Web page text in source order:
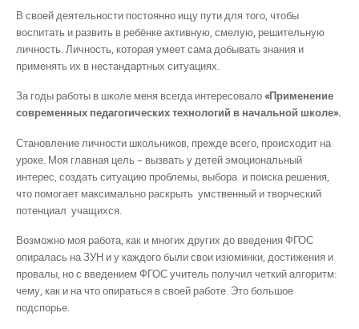
В своей деятельности постоянно ищу пути для того, чтобы
воспитать и развить в ребёнке активную, смелую, решительную
личность. Личность, которая умеет сама добывать знания и
применять их в нестандартных ситуациях.
За годы работы в школе меня всегда интересовало«Применение
современных педагогических технологий в начальной школе».
Становление личности школьников, прежде всего, происходит на
уроке. Моя главная цель – вызвать у детей эмоциональный
интерес, создать ситуацию проблемы, выбора и поиска решения,
что помогает максимально раскрыть умственный и творческий
потенциал учащихся.
Возможно моя работа, как и многих других до введения ФГОС
опиралась на ЗУН и у каждого были свои изюминки, достижения и
провалы, но с введением ФГОС учитель получил четкий алгоритм:
чему, как и на что опираться в своей работе. Это большое
подспорье.